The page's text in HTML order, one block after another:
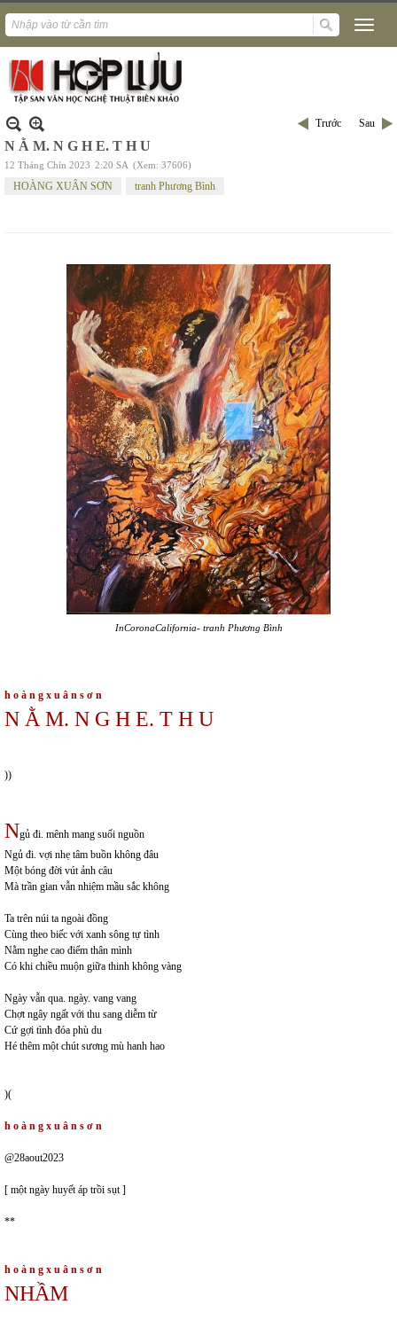
Trước Sau
N Ằ M. N G H E. T H U
12 Tháng Chín 2023 2:20 SA (Xem: 37606)
HOÀNG XUÂN SƠN tranh Phương Bình
InCoronaCalifornia- tranh Phương Bình
h o à n g x u â n s ơ n
N Ằ M. N G H E. T H U
))
Ngủ đi. mênh mang suối nguồn
Ngủ đi. vợi nhẹ tâm buồn không đâu
Một bóng đời vút ảnh câu
Mà trần gian vẫn nhiệm mầu sắc không
Ta trên núi ta ngoài đồng
Cùng theo biếc với xanh sông tự tình
Nằm nghe cao điểm thân mình
Có khi chiều muộn giữa thinh không vàng
Ngày vẫn qua. ngày. vang vang
Chợt ngây ngất với thu sang diễm từ
Cứ gợi tình đóa phù du
Hé thêm một chút sương mù hanh hao
)(
h o à n g x u â n s ơ n
@28aout2023
[ một ngày huyết áp trồi sụt ]
**
h o à n g x u â n s ơ n
NHẦM